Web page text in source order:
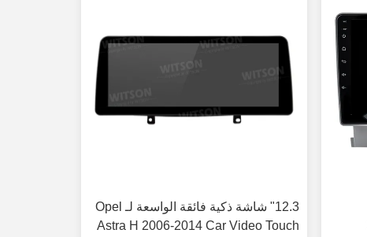
12.3" شاشة ذكية فائقة الواسعة لـ Opel
Astra H 2006-2014 Car Video Touch